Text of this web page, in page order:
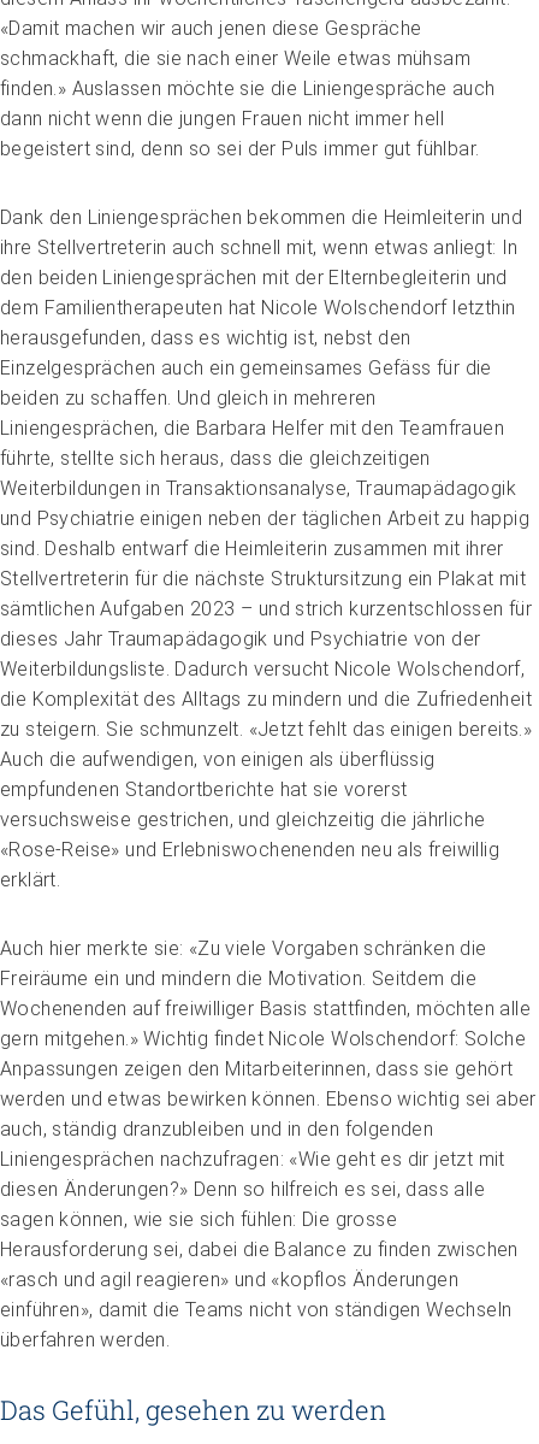
«Damit machen wir auch jenen diese Gespräche
schmackhaft, die sie nach einer Weile etwas mühsam
finden.» Auslassen möchte sie die Liniengespräche auch
dann nicht wenn die jungen Frauen nicht immer hell
begeistert sind, denn so sei der Puls immer gut fühlbar.
Dank den Liniengesprächen bekommen die Heimleiterin und
ihre Stellvertreterin auch schnell mit, wenn etwas anliegt: In
den beiden Liniengesprächen mit der Elternbegleiterin und
dem Familientherapeuten hat Nicole Wolschendorf letzthin
herausgefunden, dass es wichtig ist, nebst den
Einzelgesprächen auch ein gemeinsames Gefäss für die
beiden zu schaffen. Und gleich in mehreren
Liniengesprächen, die Barbara Helfer mit den Teamfrauen
führte, stellte sich heraus, dass die gleichzeitigen
Weiterbildungen in Transaktionsanalyse, Traumapädagogik
und Psychiatrie einigen neben der täglichen Arbeit zu happig
sind. Deshalb entwarf die Heimleiterin zusammen mit ihrer
Stellvertreterin für die nächste Struktursitzung ein Plakat mit
sämtlichen Aufgaben 2023 – und strich kurzentschlossen für
dieses Jahr Traumapädagogik und Psychiatrie von der
Weiterbildungsliste. Dadurch versucht Nicole Wolschendorf,
die Komplexität des Alltags zu mindern und die Zufriedenheit
zu steigern. Sie schmunzelt. «Jetzt fehlt das einigen bereits.»
Auch die aufwendigen, von einigen als überflüssig
empfundenen Standortberichte hat sie vorerst
versuchsweise gestrichen, und gleichzeitig die jährliche
«Rose-Reise» und Erlebniswochenenden neu als freiwillig
erklärt.
Auch hier merkte sie: «Zu viele Vorgaben schränken die
Freiräume ein und mindern die Motivation. Seitdem die
Wochenenden auf freiwilliger Basis stattfinden, möchten alle
gern mitgehen.» Wichtig findet Nicole Wolschendorf: Solche
Anpassungen zeigen den Mitarbeiterinnen, dass sie gehört
werden und etwas bewirken können. Ebenso wichtig sei aber
auch, ständig dranzubleiben und in den folgenden
Liniengesprächen nachzufragen: «Wie geht es dir jetzt mit
diesen Änderungen?» Denn so hilfreich es sei, dass alle
sagen können, wie sie sich fühlen: Die grosse
Herausforderung sei, dabei die Balance zu finden zwischen
«rasch und agil reagieren» und «kopflos Änderungen
einführen», damit die Teams nicht von ständigen Wechseln
überfahren werden.
Das Gefühl, gesehen zu werden